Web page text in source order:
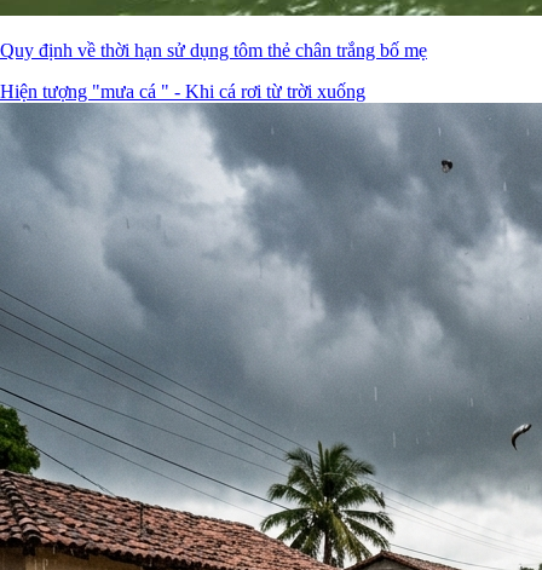
Quy định về thời hạn sử dụng tôm thẻ chân trắng bố mẹ
Hiện tượng "mưa cá " - Khi cá rơi từ trời xuống